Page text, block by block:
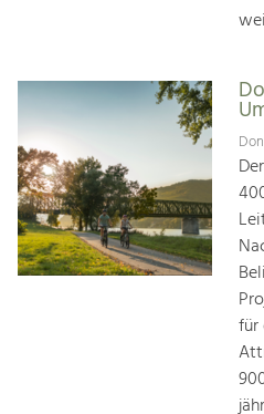
für